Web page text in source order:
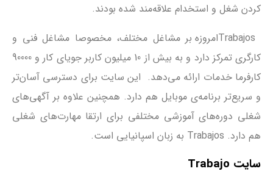
کردن شغل و استخدام علاقه‌مند شده بودند.
Trabajosامروزه بر مشاغل مختلف، مخصوصا مشاغل فنی و
کارگری تمرکز دارد و به بیش از 10 میلیون کاربر جویای کار و 90000
کارفرما خدمات ارائه می‌دهد. این سایت برای دسترسی آسان‌تر
و سریع‌تر برنامه‌ی موبایل هم دارد. همچنین علاوه بر آگهی‌های
شغلی دوره‌های آموزشی مختلفی برای ارتقا مهارت‌های شغلی
هم دارد. Trabajos به زبان اسپانیایی است.
سایت Trabajo